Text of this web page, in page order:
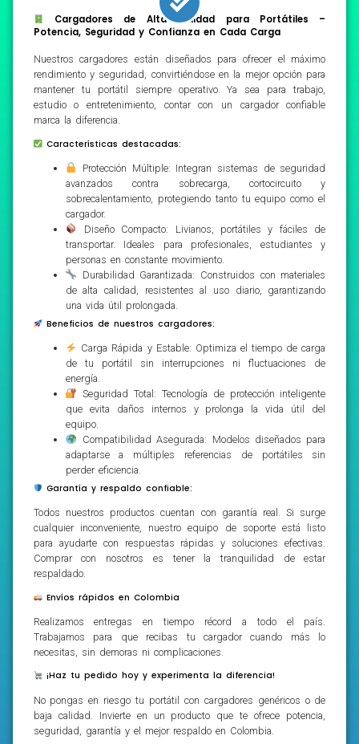
Cargadores de Alta Calidad para Portátiles –
Potencia, Seguridad y Confianza en Cada Carga
Nuestros cargadores están diseñados para ofrecer el máximo
rendimiento y seguridad, convirtiéndose en la mejor opción para
mantener tu portátil siempre operativo. Ya sea para trabajo,
estudio o entretenimiento, contar con un cargador confiable
marca la diferencia.
Características destacadas:
Protección Múltiple: Integran sistemas de seguridad
avanzados contra sobrecarga, cortocircuito y
sobrecalentamiento, protegiendo tanto tu equipo como el
cargador.
Diseño Compacto: Livianos, portátiles y fáciles de
transportar. Ideales para profesionales, estudiantes y
personas en constante movimiento.
Durabilidad Garantizada: Construidos con materiales
de alta calidad, resistentes al uso diario, garantizando
una vida útil prolongada.
Beneficios de nuestros cargadores:
Carga Rápida y Estable: Optimiza el tiempo de carga
de tu portátil sin interrupciones ni fluctuaciones de
energía.
Seguridad Total: Tecnología de protección inteligente
que evita daños internos y prolonga la vida útil del
equipo.
Compatibilidad Asegurada: Modelos diseñados para
adaptarse a múltiples referencias de portátiles sin
perder eficiencia.
Garantía y respaldo confiable:
Todos nuestros productos cuentan con garantía real. Si surge
cualquier inconveniente, nuestro equipo de soporte está listo
para ayudarte con respuestas rápidas y soluciones efectivas.
Comprar con nosotros es tener la tranquilidad de estar
respaldado.
Envíos rápidos en Colombia
Realizamos entregas en tiempo récord a todo el país.
Trabajamos para que recibas tu cargador cuando más lo
necesitas, sin demoras ni complicaciones.
¡Haz tu pedido hoy y experimenta la diferencia!
No pongas en riesgo tu portátil con cargadores genéricos o de
baja calidad. Invierte en un producto que te ofrece potencia,
seguridad, garantía y el mejor respaldo en Colombia.